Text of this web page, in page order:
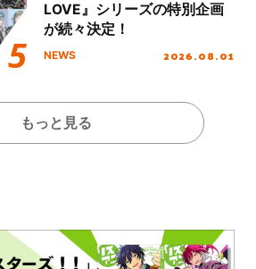
LOVE』シリーズの特別企画
が続々決定！
NEWS 2026.08.01
もっと見る